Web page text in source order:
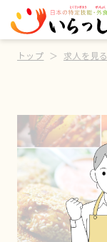
トップ 求人を見る